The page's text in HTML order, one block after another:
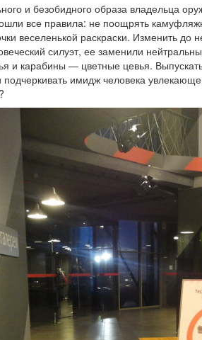
и безобидного образа владельца
все правила: не поощрять
веселенькой раскраски. Изменить
силуэт, ее заменили
и карабины — цветные цевья.
имидж человека